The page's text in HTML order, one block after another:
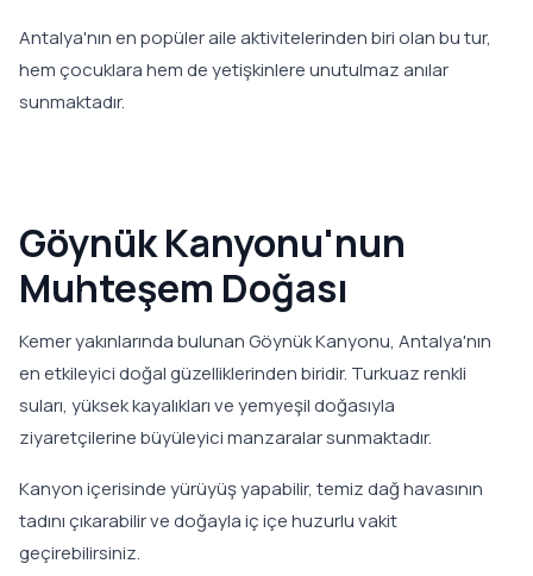
Antalya'nın en popüler aile aktivitelerinden biri olan bu tur,
hem çocuklara hem de yetişkinlere unutulmaz anılar
sunmaktadır.
Göynük Kanyonu'nun
Muhteşem Doğası
Kemer yakınlarında bulunan Göynük Kanyonu, Antalya'nın
en etkileyici doğal güzelliklerinden biridir. Turkuaz renkli
suları, yüksek kayalıkları ve yemyeşil doğasıyla
ziyaretçilerine büyüleyici manzaralar sunmaktadır.
Kanyon içerisinde yürüyüş yapabilir, temiz dağ havasının
tadını çıkarabilir ve doğayla iç içe huzurlu vakit
geçirebilirsiniz.